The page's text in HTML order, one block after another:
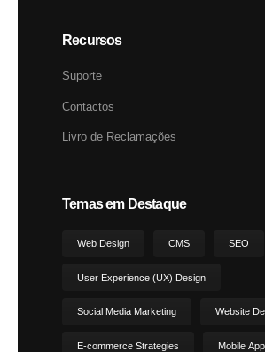
Recursos
Suporte
Contactos
Livro de Reclamações
Temas em Destaque
Web Design CMS SEO
User Experience (UX) Design
Social Media Marketing Website
E-commerce Strategies Mobile